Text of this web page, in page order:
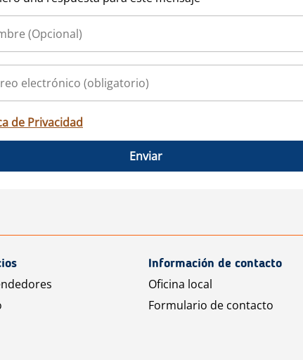
de Privacidad
Enviar
Información de contacto
Oficina local
Formulario de contacto